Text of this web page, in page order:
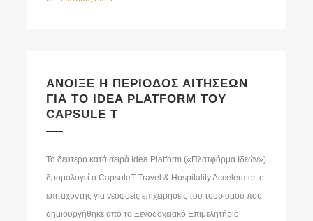
ΑΝΟΙΞΕ Η ΠΕΡΙΟΔΟΣ ΑΙΤΗΣΕΩΝ
ΓΙΑ ΤΟ IDEA PLATFORM ΤΟΥ
CAPSULE T
Το δεύτερο κατά σειρά Idea Platform («Πλατφόρμα Ιδεών»)
δρομολογεί ο CapsuleT Travel & Hospitality Accelerator, ο
επιταχυντής για νεοφυείς επιχειρήσεις του τουρισμού που
δημιουργήθηκε από το Ξενοδοχειακό Επιμελητήριο